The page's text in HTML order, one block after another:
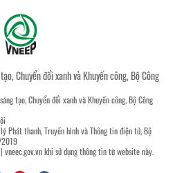
Chuyển đổi xanh và Khuyến công, Bộ Công
tạo, Chuyển đổi xanh và Khuyến công, Bộ Công
Phát thanh, Truyền hình và Thông tin điện tử, Bộ
| vneec.gov.vnkhi sử dụng thông tin từ website này.